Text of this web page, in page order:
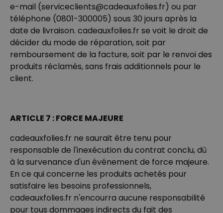
e-mail (serviceclients@cadeauxfolies.fr) ou par
téléphone (0801-300005) sous 30 jours après la
date de livraison. cadeauxfolies.fr se voit le droit de
décider du mode de réparation, soit par
remboursement de la facture, soit par le renvoi des
produits réclamés, sans frais additionnels pour le
client.
ARTICLE 7 : FORCE MAJEURE
cadeauxfolies.fr ne saurait être tenu pour
responsable de l'inexécution du contrat conclu, dû
à la survenance d'un événement de force majeure.
En ce qui concerne les produits achetés pour
satisfaire les besoins professionnels,
cadeauxfolies.fr n'encourra aucune responsabilité
pour tous dommages indirects du fait des